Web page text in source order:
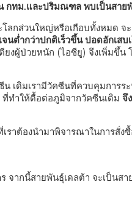
กทม.และปริมณฑล พบเป็นสาย
ลกส่วนใหญ่หรือเกือบทั้งหมด จะ
นต่ำกว่าปกติเร็วขึ้น ปอดอักเส
ยงผู้ป่วยหนัก (ไอซียู) จึงเพิ่มขึ้น
เดิมเรามีวัคซีนที่ควบคุมการร
ทำให้ดื้อต่อภูมิจากวัคซีนเดิม จึ
เราต้องนำมาพิจารณาในการสั่ง
จากนี้สายพันธุ์เดลต้า จะเป็นส